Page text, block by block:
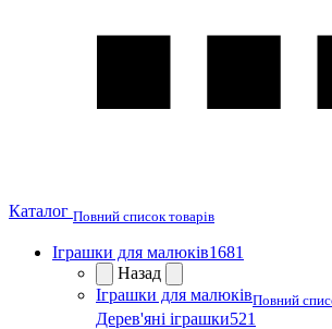
Каталог Повний список товарів
Іграшки для малюків1681
Назад
Іграшки для малюківПовний
Дерев'яні іграшки521